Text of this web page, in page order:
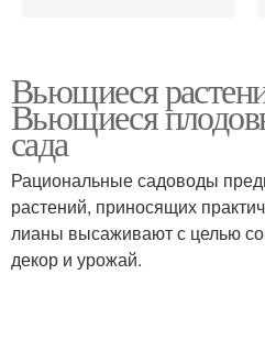
Растения для забора
Комнатные растения
Вьющиеся
Вьющиеся
сада
Рациональные садоводы
растений, приносящих
лианы высаживают с целью
декор и урожай.